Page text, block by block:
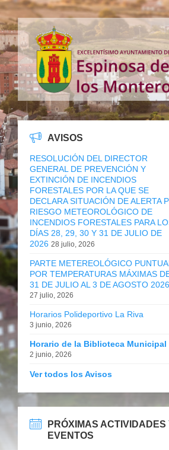
AVISOS
RESOLUCIÓN DEL DIRECTOR
GENERAL DE PREVENCIÓN Y
EXTINCIÓN DE INCENDIOS
FORESTALES POR LA QUE SE
DECLARA SITUACIÓN DE ALERTA
RIESGO METEOROLÓGICO DE
INCENDIOS FORESTALES PARA
DÍAS 28, 29, 30 Y 31 DE JULIO DE
2026 28 julio, 2026
PARTE METEREOLÓGICO
POR TEMPERATURAS MÁXIMAS
31 DE JULIO AL 3 DE AGOSTO 2026
27 julio, 2026
Horarios Polideportivo La Riva
3 junio, 2026
Horario de la Biblioteca Municipal
2 junio, 2026
Ver todos los Avisos
PRÓXIMAS ACTIVIDADES
EVENTOS